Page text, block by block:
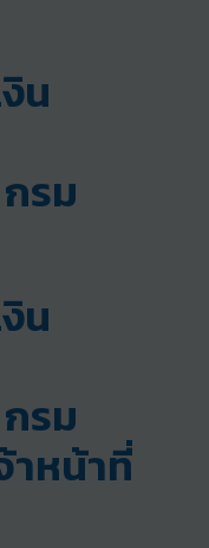
น
รม
น
รม
าหน้าที่